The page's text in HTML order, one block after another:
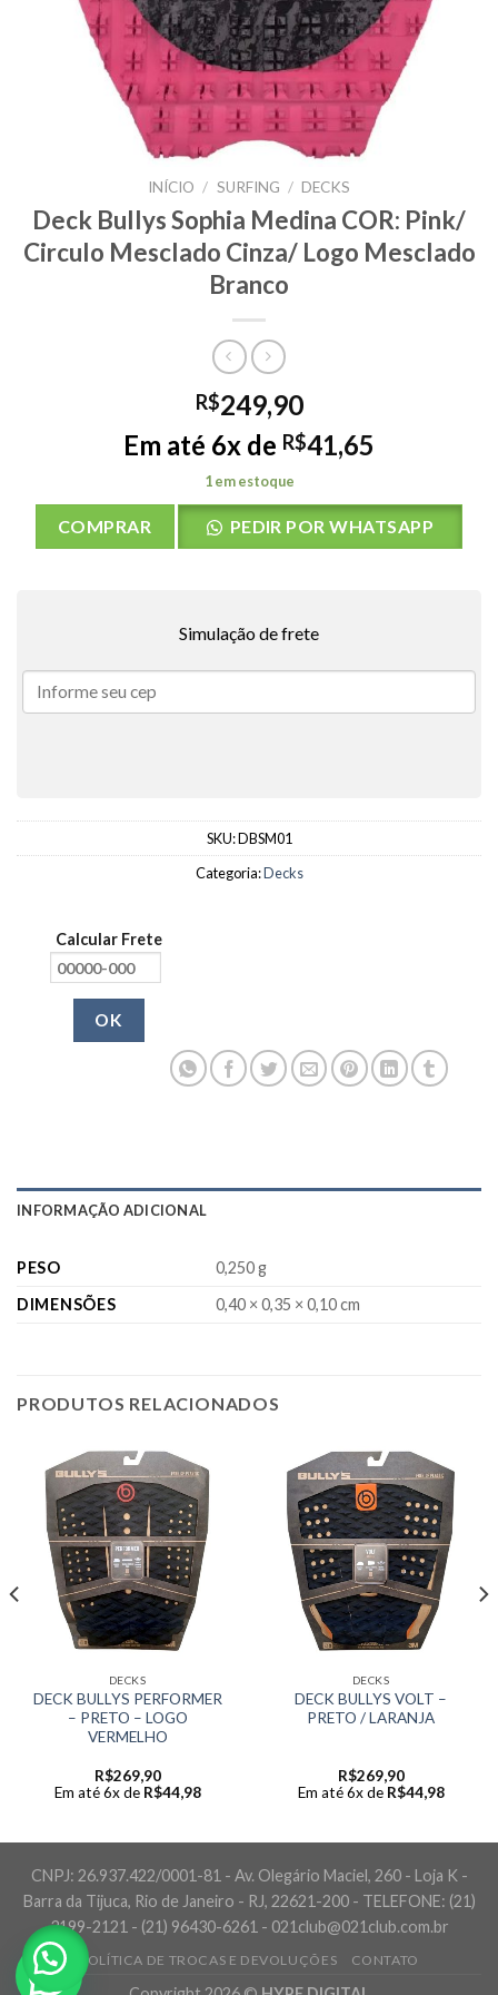
INÍCIO / SURFING / DECKS
Deck Bullys Sophia Medina COR: Pink/
Circulo Mesclado Cinza/ Logo Mesclado
Branco
R$249,90
Em até 6x de R$41,65
1 em estoque
COMPRAR PEDIR POR WHATSAPP
Simulação de frete
SKU:DBSM01
Categoria:Decks
Calcular Frete
OK
INFORMAÇÃO ADICIONAL
PESO
0,250 g
DIMENSÕES
0,40 × 0,35 × 0,10 cm
PRODUTOS RELACIONADOS
DECKS
DECK BULLYS PERFORMER
– PRETO – LOGO
VERMELHO
R$269,90
Em até 6x de R$44,98
DECKS
DECK BULLYS VOLT –
PRETO / LARANJA
R$269,90
Em até 6x de R$44,98
CNPJ: 26.937.422/0001-81 - Av. Olegário Maciel, 260 - Loja K -
Barra da Tijuca, Rio de Janeiro - RJ, 22621-200 - TELEFONE: (21)
3199-2121 - (21) 96430-6261 - 021club@021club.com.br
POLÍTICA DE TROCAS E DEVOLUÇÕES CONTATO